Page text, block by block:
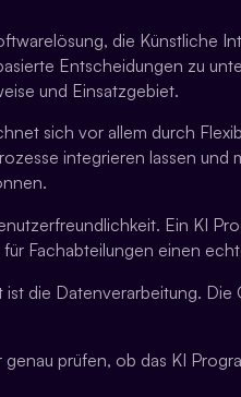
die Künstliche
Entscheidungen zu
und Einsatzgebiet.
sich vor allem durch
integrieren lassen und
Ein KI
Fachabteilungen einen
die Datenverarbeitung.
prüfen, ob das KI